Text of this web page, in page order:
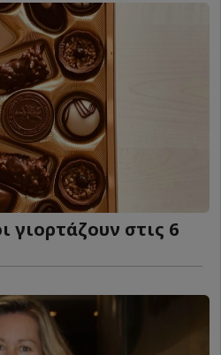
γιορτάζουν στις 6